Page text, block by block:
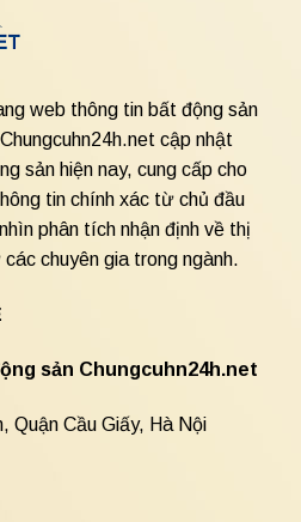
web thông tin bất động sản
cập nhật
sản hiện nay, cung cấp cho
tin chính xác từ chủ đầu
phân tích nhận định về thị
chuyên gia trong ngành.
sản Chungcuhn24h.net
Quận Cầu Giấy, Hà Nội